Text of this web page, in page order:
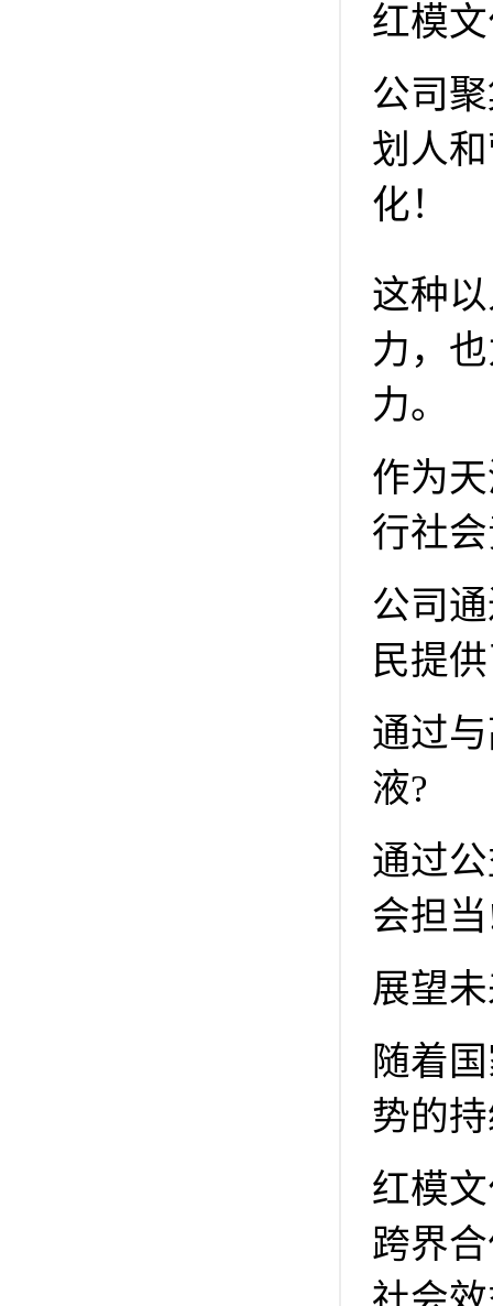
红模
公司
划人
化！
这种
力，
力。
作为
行社
公司
民提
通过
液?
通过
会担
展望
随着
势的
红模
跨界